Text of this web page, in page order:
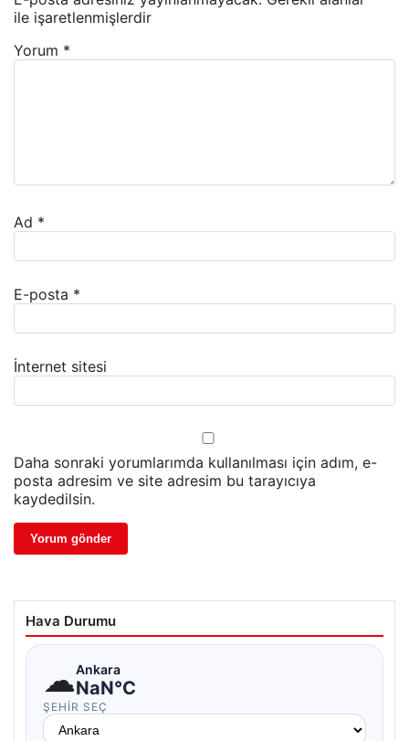
ile işaretlenmişlerdir
Yorum *
Ad *
E-posta *
İnternet sitesi
Daha sonraki yorumlarımda kullanılması için adım, e-
posta adresim ve site adresim bu tarayıcıya
kaydedilsin.
Hava Durumu
☁Ankara
NaN°C
ŞEHIR SEÇ